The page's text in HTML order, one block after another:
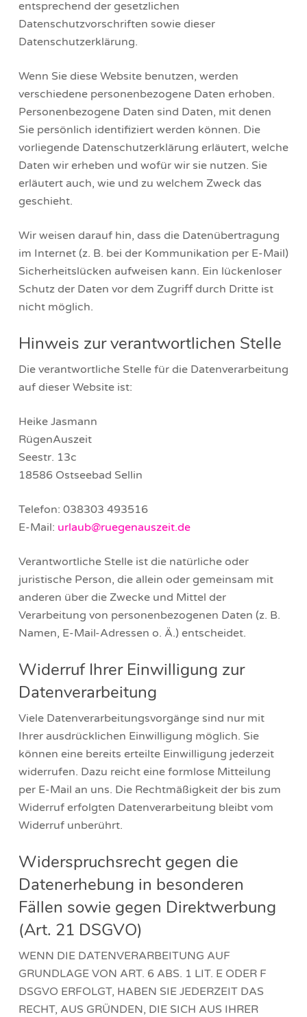
entsprechend der gesetzlichen
Datenschutzvorschriften sowie dieser
Datenschutzerklärung.
Wenn Sie diese Website benutzen, werden
verschiedene personenbezogene Daten erhoben.
Personenbezogene Daten sind Daten, mit denen
Sie persönlich identifiziert werden können. Die
vorliegende Datenschutzerklärung erläutert, welche
Daten wir erheben und wofür wir sie nutzen. Sie
erläutert auch, wie und zu welchem Zweck das
geschieht.
Wir weisen darauf hin, dass die Datenübertragung
im Internet (z. B. bei der Kommunikation per E-Mail)
Sicherheitslücken aufweisen kann. Ein lückenloser
Schutz der Daten vor dem Zugriff durch Dritte ist
nicht möglich.
Hinweis zur verantwortlichen Stelle
Die verantwortliche Stelle für die Datenverarbeitung
auf dieser Website ist:
Heike Jasmann
RügenAuszeit
Seestr. 13c
18586 Ostseebad Sellin
Telefon: 038303 493516
E-Mail: urlaub@ruegenauszeit.de
Verantwortliche Stelle ist die natürliche oder
juristische Person, die allein oder gemeinsam mit
anderen über die Zwecke und Mittel der
Verarbeitung von personenbezogenen Daten (z. B.
Namen, E-Mail-Adressen o. Ä.) entscheidet.
Widerruf Ihrer Einwilligung zur
Datenverarbeitung
Viele Datenverarbeitungsvorgänge sind nur mit
Ihrer ausdrücklichen Einwilligung möglich. Sie
können eine bereits erteilte Einwilligung jederzeit
widerrufen. Dazu reicht eine formlose Mitteilung
per E-Mail an uns. Die Rechtmäßigkeit der bis zum
Widerruf erfolgten Datenverarbeitung bleibt vom
Widerruf unberührt.
Widerspruchsrecht gegen die
Datenerhebung in besonderen
Fällen sowie gegen Direktwerbung
(Art. 21 DSGVO)
WENN DIE DATENVERARBEITUNG AUF
GRUNDLAGE VON ART. 6 ABS. 1 LIT. E ODER F
DSGVO ERFOLGT, HABEN SIE JEDERZEIT DAS
RECHT, AUS GRÜNDEN, DIE SICH AUS IHRER